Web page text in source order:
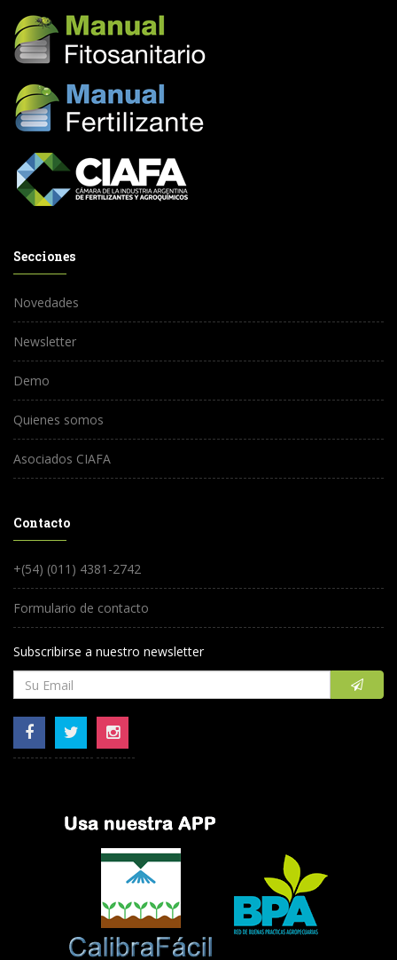
Secciones
Novedades
Newsletter
Demo
Quienes somos
Asociados CIAFA
Contacto
+(54) (011) 4381-2742
Formulario de contacto
Subscribirse a nuestro newsletter